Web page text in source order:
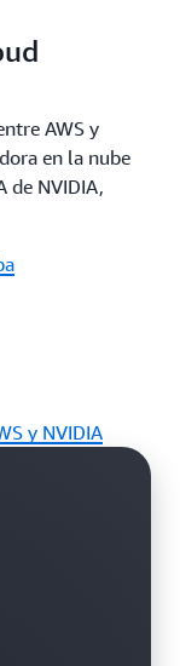
de datos
en
AWS y
en la nube
de NVIDIA,
y NVIDIA